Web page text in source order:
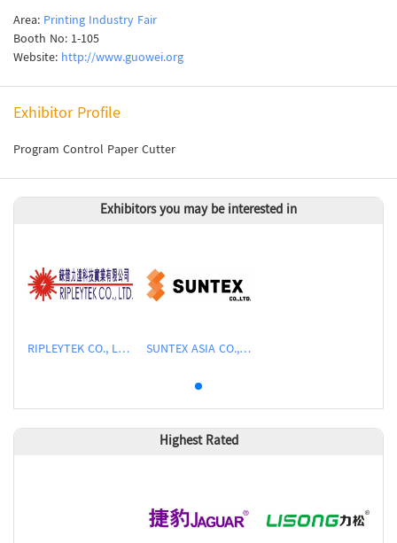
Area: Printing Industry Fair
Booth No: 1-105
Website: http://www.guowei.org
Exhibitor Profile
Program Control Paper Cutter
Exhibitors you may be interested in
RIPLEYTEK CO., LTD SUNTEX ASIA CO.,LTD
Highest Rated